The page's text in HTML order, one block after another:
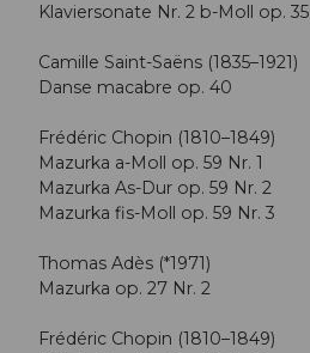
Klaviersonate Nr. 2 b-Moll op. 35
Camille Saint-Saëns (1835–1921)
Danse macabre op. 40
Frédéric Chopin (1810–1849)
Mazurka a-Moll op. 59 Nr. 1
Mazurka As-Dur op. 59 Nr. 2
Mazurka fis-Moll op. 59 Nr. 3
Thomas Adès (*1971)
Mazurka op. 27 Nr. 2
Frédéric Chopin (1810–1849)